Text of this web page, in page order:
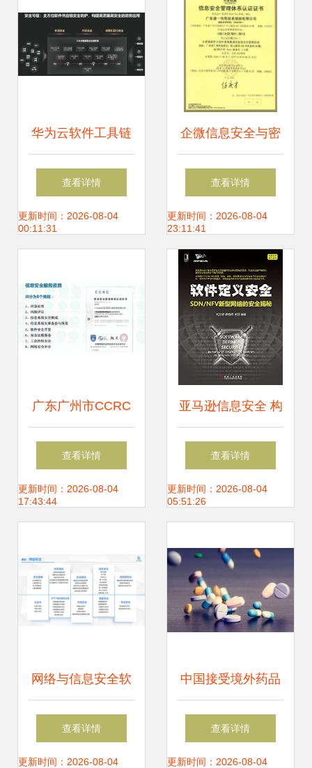
注点
华为云软件工具链
筑牢数字政府研发
新基，赋能网络信
查看详情
更新时间：2026-08-04
00:11:31
企微信息安全与密
码管理——筑牢企
业数字资产防护墙
查看详情
更新时间：2026-08-04
23:11:41
广东广州市CCRC
信息安全服务资质
网络与信息安全软
查看详情
更新时间：2026-08-04
17:43:44
亚马逊信息安全 构
筑坚不可摧的云上
安全防线
查看详情
更新时间：2026-08-04
05:51:26
网络与信息安全软
件开发 构筑数字防
线的具体措施
查看详情
更新时间：2026-08-04
中国接受境外药品
临床试验数据 网络
信息安全软件开发
查看详情
更新时间：2026-08-04